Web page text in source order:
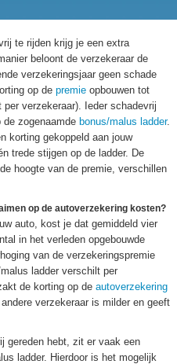
te rijden krijg je een extra
beloont de verzekeraar de
verzekeringsjaar geen schade
op de premie opbouwen tot
verzekeraar). Ieder schadevrij
zogenaamde bonus/malus ladder.
korting gekoppeld aan jouw
trede stijgen op de ladder. De
hoogte van de premie, verschillen
op de autoverzekering kosten?
auto, kost je dat gemiddeld vier
in het verleden opgebouwde
van de verzekeringspremie
ladder verschilt per
de korting op de autoverzekering
verzekeraar is milder en geeft
gereden hebt, zit er vaak een
ladder. Hierdoor is het mogelijk